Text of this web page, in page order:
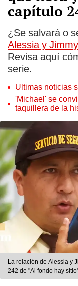
capítulo
¿Se salvará o
Alessia y Jimmy
Revisa aquí
serie.
Últimas noticias
'Michael' se
taquillera de la
La relación de Alessia y
242 de "Al fondo hay